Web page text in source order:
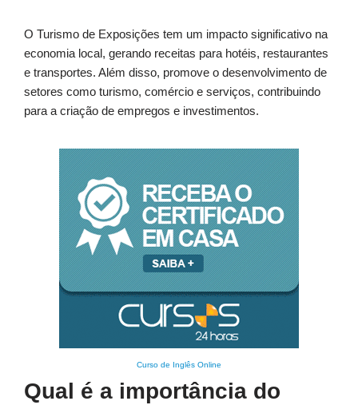
O Turismo de Exposições tem um impacto significativo na
economia local, gerando receitas para hotéis, restaurantes
e transportes. Além disso, promove o desenvolvimento de
setores como turismo, comércio e serviços, contribuindo
para a criação de empregos e investimentos.
Curso de Inglês Online
Qual é a importância do